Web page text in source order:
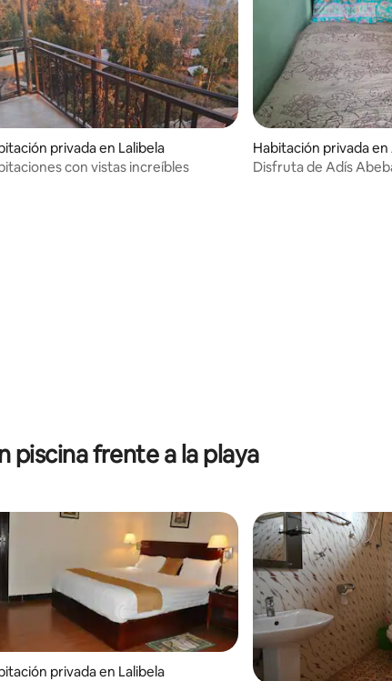
privada en Lalibela
con vistas increíbles
Habitación privada en
baba
Disfruta de Adís
piscina frente a la playa
privada en Lalibela